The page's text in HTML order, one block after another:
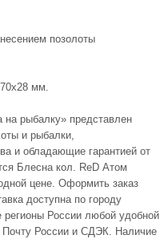
позолоты
мм.
на рыбалку» представлен
и рыбалки,
и обладающие гарантией от
Блесна кол. ReD Атом
цене. Оформить заказ
доступна по городу
регионы России любой удобной
Почту России и СДЭК. Наличие